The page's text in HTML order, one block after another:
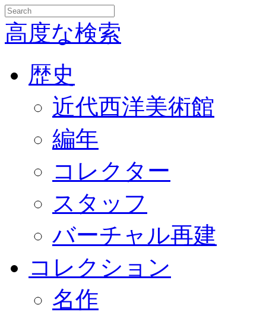
高度な検索
歴史
近代西洋美術館
編年
コレクター
スタッフ
バーチャル再建
コレクション
名作